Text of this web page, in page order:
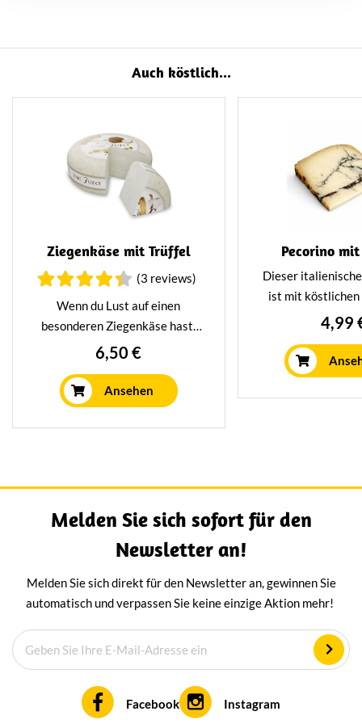
ambachtelijke Nutcookies met
culinair relatiegeschenk of om
een echte fijnproever mee te
verrassen.
Auch köstlich...
Ziegenkäse mit Trüffel
(3 reviews)
Wenn du Lust auf einen
besonderen Ziegenkäse hast,
probiere unseren Ziegenkäse
mit Trüffel. Intensiv und cremig
im Geschmack. Den musst du
probieren.
6,50 €
Ansehen
Pecorino
Dieser
ist mit köstlichen
Trüffeln
einem intensiv
Geschmack.
Sensation für
4,99
Melden Sie sich sofort für den
Newsletter an!
Melden Sie sich direkt für den Newsletter an, gewinnen Sie
automatisch und verpassen Sie keine einzige Aktion mehr!
Facebook Instagram